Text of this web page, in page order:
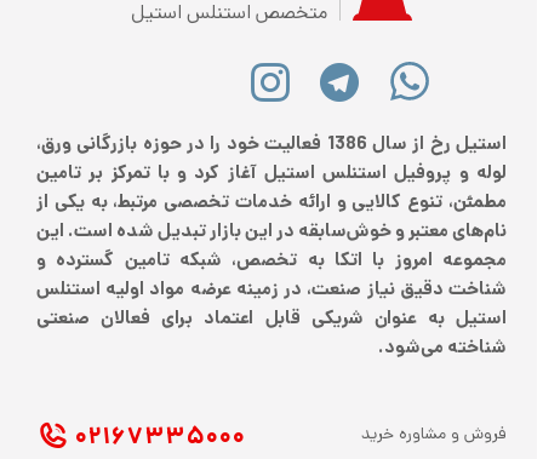
متخصص استنلس استیل
استیل رخ از سال 1386 فعالیت خود را در حوزه بازرگانی ورق،
لوله و پروفیل استنلس استیل آغاز کرد و با تمرکز بر تامین
مطمئن، تنوع کالایی و ارائه خدمات تخصصی مرتبط، به یکی از
نام‌های معتبر و خوش‌سابقه در این بازار تبدیل شده است. این
مجموعه امروز با اتکا به تخصص، شبکه تامین گسترده و
شناخت دقیق نیاز صنعت، در زمینه عرضه مواد اولیه استنلس
استیل به عنوان شریکی قابل اعتماد برای فعالان صنعتی
شناخته می‌شود.
فروش و مشاوره خرید ۰۲۱ ۶۷۳۳۵۰۰۰